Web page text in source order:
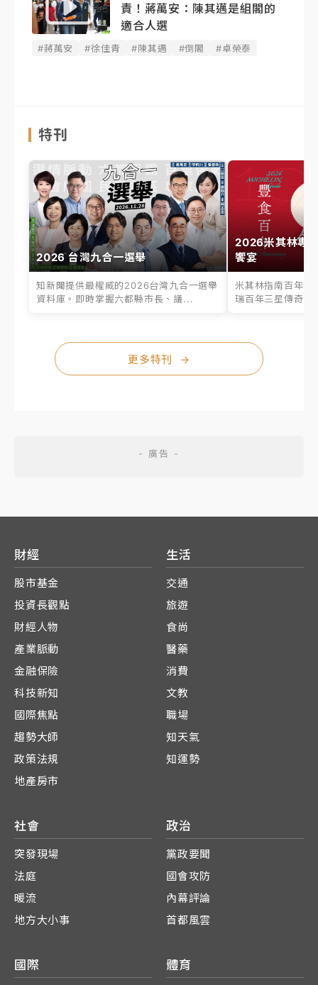
責！蔣萬安：陳其邁是組閣的
適合人選
#蔣萬安 #徐佳青 #陳其邁 #倒閣 #卓榮泰
特刊
2026 台灣九合一選舉
知新聞提供最權威的2026台灣九合一選舉
資料庫。即時掌握六都縣市長、議...
2026米其林專
饗宴
米其林指南百年之
瑞百年三星傳奇、
更多特刊 →
財經
股市基金
投資長觀點
財經人物
產業脈動
金融保險
科技新知
國際焦點
趨勢大師
政策法規
地產房市
生活
交通
旅遊
食尚
醫藥
消費
文教
職場
知天氣
知運勢
社會
突發現場
法庭
暖流
地方大小事
政治
黨政要聞
國會攻防
內幕評論
首都風雲
國際 體育